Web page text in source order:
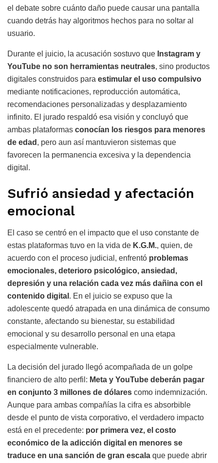
el debate sobre cuánto daño puede causar una pantalla
cuando detrás hay algoritmos hechos para no soltar al
usuario.
Durante el juicio, la acusación sostuvo que Instagram y
YouTube no son herramientas neutrales, sino productos
digitales construidos para estimular el uso compulsivo
mediante notificaciones, reproducción automática,
recomendaciones personalizadas y desplazamiento
infinito. El jurado respaldó esa visión y concluyó que
ambas plataformas conocían los riesgos para menores
de edad , pero aun así mantuvieron sistemas que
favorecen la permanencia excesiva y la dependencia
digital.
Sufrió ansiedad y afectación
emocional
El caso se centró en el impacto que el uso constante de
estas plataformas tuvo en la vida de K.G.M., quien, de
acuerdo con el proceso judicial, enfrentó problemas
emocionales, deterioro psicológico, ansiedad,
depresión y una relación cada vez más dañina con el
contenido digital . En el juicio se expuso que la
adolescente quedó atrapada en una dinámica de consumo
constante, afectando su bienestar, su estabilidad
emocional y su desarrollo personal en una etapa
especialmente vulnerable.
La decisión del jurado llegó acompañada de un golpe
financiero de alto perfil: Meta y YouTube deberán pagar
en conjunto 3 millones de dólares como indemnización.
Aunque para ambas compañías la cifra es absorbible
desde el punto de vista corporativo, el verdadero impacto
está en el precedente: por primera vez, el costo
económico de la adicción digital en menores se
traduce en una sanción de gran escala que puede abrir